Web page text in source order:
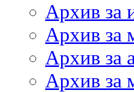
Архив за
Архив за
Архив за
Архив за